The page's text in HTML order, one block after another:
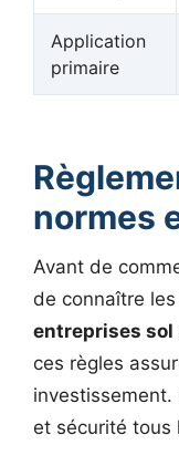
Application
primaire
normes
Avant de
de connaître
entreprises sol
ces règles
investissement.
et sécurité tous